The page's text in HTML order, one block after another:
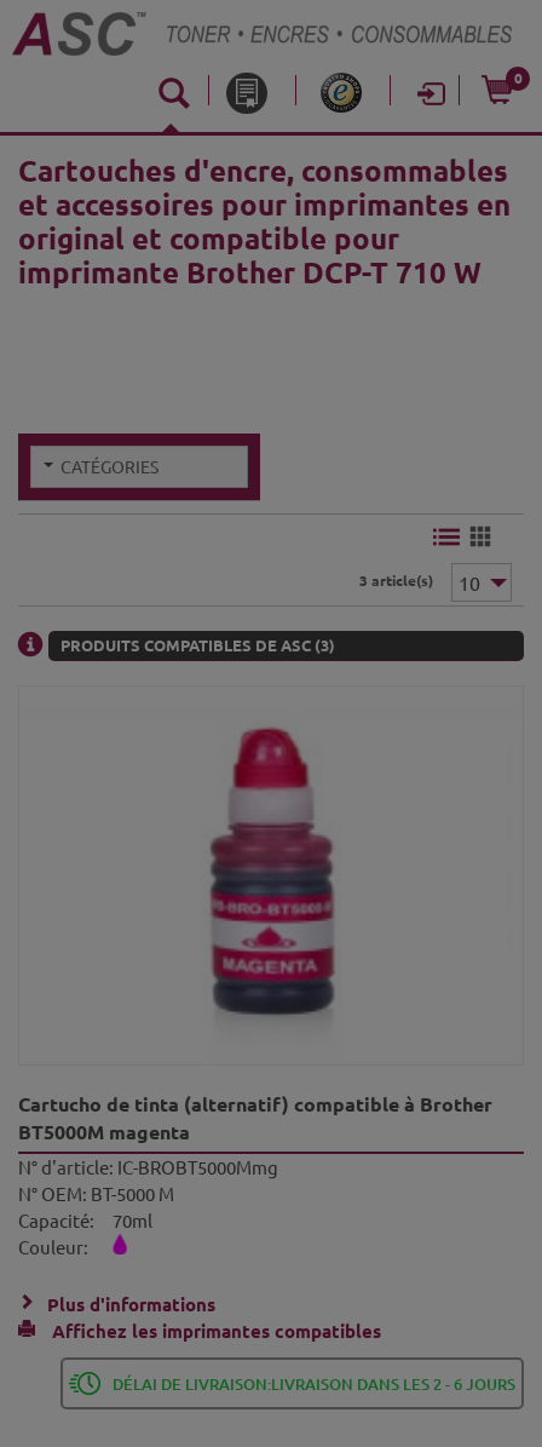
0
Cartouches d'encre, consommables
et accessoires pour imprimantes en
original et compatible pour
imprimante Brother DCP-T 710 W
CATÉGORIES
3 article(s)
PRODUITS COMPATIBLES DE ASC (3)
Cartucho de tinta (alternatif) compatible à Brother
BT5000M magenta
N° d'article: IC-BROBT5000Mmg
N° OEM: BT-5000 M
Capacité:
70ml
Couleur:
Plus d'informations
Affichez les imprimantes compatibles
DÉLAI DE LIVRAISON:LIVRAISON DANS LES 2 - 6 JOURS